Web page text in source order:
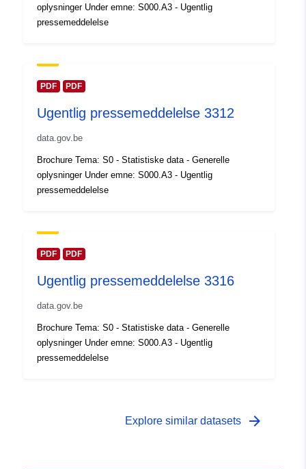
kataloger:
February 2024
Fysiske:
[ 2.54, 49.49 ], [ 2.54, 51.51 ]
Type:
Polygon
Identifikatorer:
der:
dækning:
- 31 December 2005
oplysninger Under emne: S000.A3 - Ugentlig
pressemeddelelse
PDF PDF
Ugentlig pressemeddelelse 3312
data.gov.be
Brochure Tema: S0 - Statistiske data - Generelle
oplysninger Under emne: S000.A3 - Ugentlig
pressemeddelelse
PDF PDF
Ugentlig pressemeddelelse 3316
data.gov.be
Brochure Tema: S0 - Statistiske data - Generelle
oplysninger Under emne: S000.A3 - Ugentlig
pressemeddelelse
Explore similar datasets arrow_forward